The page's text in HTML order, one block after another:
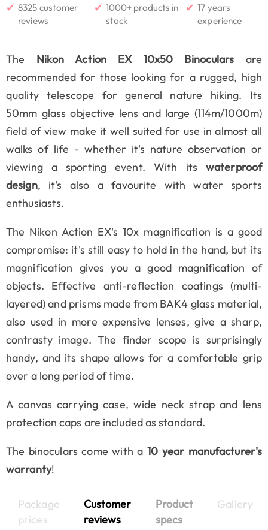
✔ 8325 customer
reviews
✔ 1000+ products in
stock
✔ 17 years
experience
The Nikon Action EX 10x50 Binoculars are
recommended for those looking for a rugged, high
quality telescope for general nature hiking. Its
50mm glass objective lens and large (114m/1000m)
field of view make it well suited for use in almost all
walks of life - whether it's nature observation or
viewing a sporting event. With its waterproof
design, it's also a favourite with water sports
enthusiasts.
The Nikon Action EX's 10x magnification is a good
compromise: it's still easy to hold in the hand, but its
magnification gives you a good magnification of
objects. Effective anti-reflection coatings (multi-
layered) and prisms made from BAK4 glass material,
also used in more expensive lenses, give a sharp,
contrasty image. The finder scope is surprisingly
handy, and its shape allows for a comfortable grip
over a long period of time.
A canvas carrying case, wide neck strap and lens
protection caps are included as standard.
The binoculars come with a 10 year manufacturer's
warranty!
Package
prices
Customer
reviews
Product
specs
Gallery